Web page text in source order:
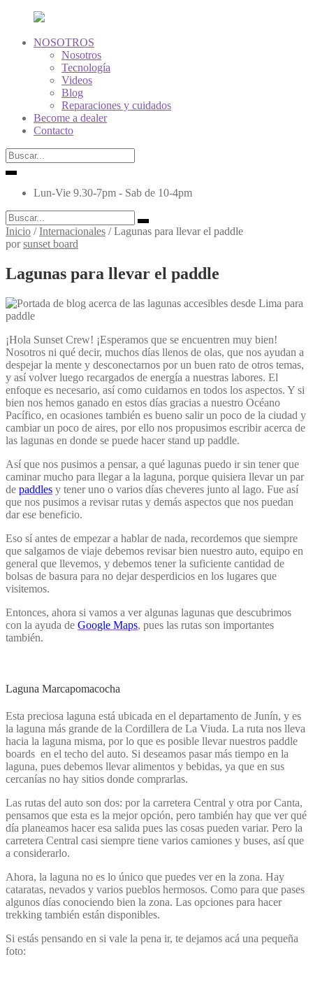
NOSOTROS
Nosotros
Tecnología
Videos
Blog
Reparaciones y cuidados
Become a dealer
Contacto
Lun-Vie 9.30-7pm - Sab de 10-4pm
Inicio /Internacionales /Lagunas para llevar el paddle
porsunset board
Lagunas para llevar el paddle
¡Hola Sunset Crew! ¡Esperamos que se encuentren muy bien!
Nosotros ni qué decir, muchos días llenos de olas, que nos ayudan a
despejar la mente y desconectarnos por un buen rato de otros temas,
y así volver luego recargados de energía a nuestras labores. El
enfoque es necesario, así como cuidarnos en todos los aspectos. Y si
bien nos hemos ganado en estos días gracias a nuestro Océano
Pacífico, en ocasiones también es bueno salir un poco de la ciudad y
cambiar un poco de aires, por ello nos propusimos escribir acerca de
las lagunas en donde se puede hacer stand up paddle.
Así que nos pusimos a pensar, a qué lagunas puedo ir sin tener que
caminar mucho para llegar a la laguna, porque quisiera llevar un par
de paddles y tener uno o varios días cheveres junto al lago. Fue así
que nos pusimos a revisar rutas y demás aspectos que nos puedan
dar ese beneficio.
Eso sí antes de empezar a hablar de nada, recordemos que siempre
que salgamos de viaje debemos revisar bien nuestro auto, equipo en
general que llevemos, y debemos tener la suficiente cantidad de
bolsas de basura para no dejar desperdicios en los lugares que
visitemos.
Entonces, ahora si vamos a ver algunas lagunas que descubrimos
con la ayuda de Google Maps, pues las rutas son importantes
también.
Laguna Marcapomacocha
Esta preciosa laguna está ubicada en el departamento de Junín, y es
la laguna más grande de la Cordillera de La Viuda. La ruta nos lleva
hacia la laguna misma, por lo que es posible llevar nuestros paddle
boards en el techo del auto. Si deseamos pasar más tiempo en la
laguna, pues debemos llevar alimentos y bebidas, ya que en sus
cercanías no hay sitios donde comprarlas.
Las rutas del auto son dos: por la carretera Central y otra por Canta,
pensamos que esta es la mejor opción, pero también hay que ver qué
día planeamos hacer esa salida pues las cosas pueden variar. Pero la
carretera Central casi siempre tiene varios camiones y buses, así que
a considerarlo.
Ahora, la laguna no es lo único que puedes ver en la zona. Hay
cataratas, nevados y varios pueblos hermosos. Como para que pases
algunos días conociendo bien la zona. Las opciones para hacer
trekking también están disponibles.
Si estás pensando en si vale la pena ir, te dejamos acá una pequeña
foto: